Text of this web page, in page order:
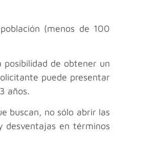
(menos de 100
de obtener un
puede presentar
años.
buscan, no sólo abrir las
desventajas en términos